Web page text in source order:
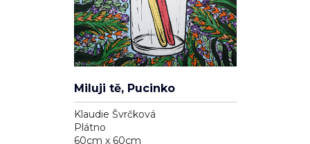
Miluji tě, Pucinko
Klaudie Švrčková
Plátno
60cm x 60cm